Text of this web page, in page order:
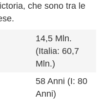
che sono tra le
14,5 Mln.
(Italia: 60,7
Mln.)
58 Anni (I: 80
Anni)